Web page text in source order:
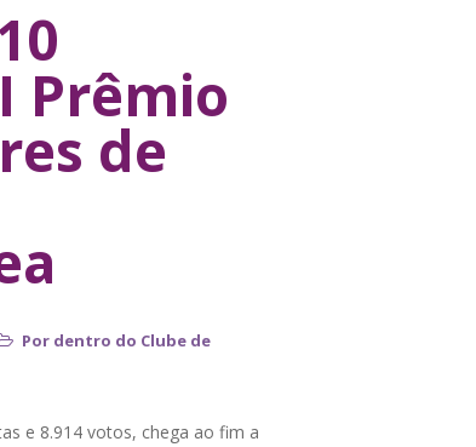
Prêmio
de
Por dentro do Clube de
e 8.914 votos, chega ao fim a